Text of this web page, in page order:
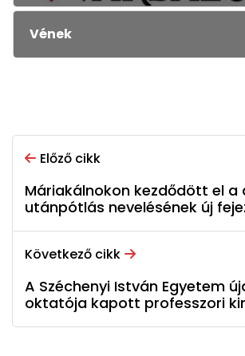
Vének
Előző cikk
Máriakálnokon kezdődött el a
utánpótlás nevelésének új
Következő cikk
A Széchenyi István Egyetem
oktatója kapott professzori